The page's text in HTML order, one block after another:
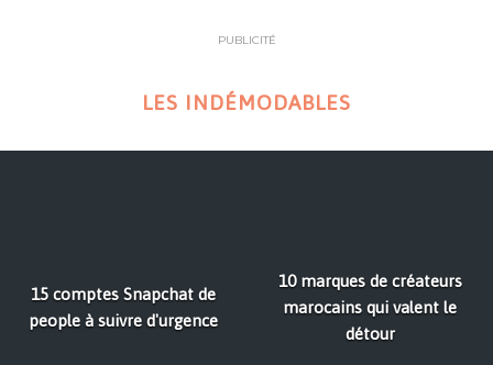
PUBLICITÉ
LES INDÉMODABLES
15 comptes Snapchat de
people à suivre d'urgence
10 marques de créateurs
marocains qui valent le
détour